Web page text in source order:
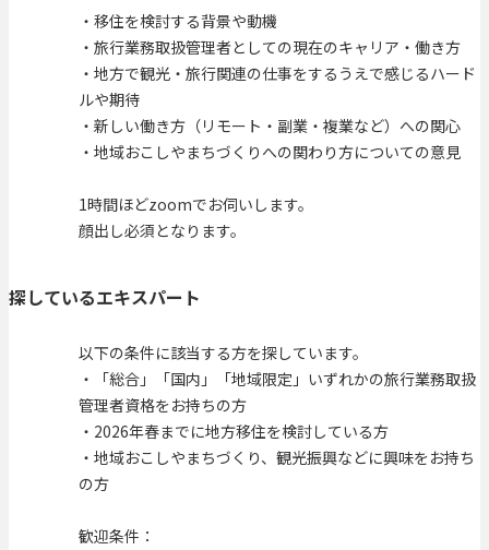
・移住を検討する背景や動機
・旅行業務取扱管理者としての現在のキャリア・働き方
・地方で観光・旅行関連の仕事をするうえで感じるハード
ルや期待
・新しい働き方（リモート・副業・複業など）への関心
・地域おこしやまちづくりへの関わり方についての意見
1時間ほどzoomでお伺いします。
顔出し必須となります。
探しているエキスパート
以下の条件に該当する方を探しています。
・「総合」「国内」「地域限定」いずれかの旅行業務取扱
管理者資格をお持ちの方
・2026年春までに地方移住を検討している方
・地域おこしやまちづくり、観光振興などに興味をお持ち
の方
歓迎条件：